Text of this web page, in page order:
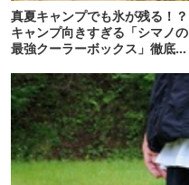
真夏キャンプでも氷が残る！？
キャンプ向きすぎる「シマノの
最強クーラーボックス」徹底解